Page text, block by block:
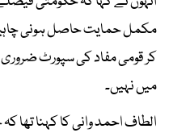
مکمل حمایت حاصل ہونی
کر قومی مفاد کی سپورٹ
میں نہیں۔
الطاف احمد وانی کا کہنا تھا